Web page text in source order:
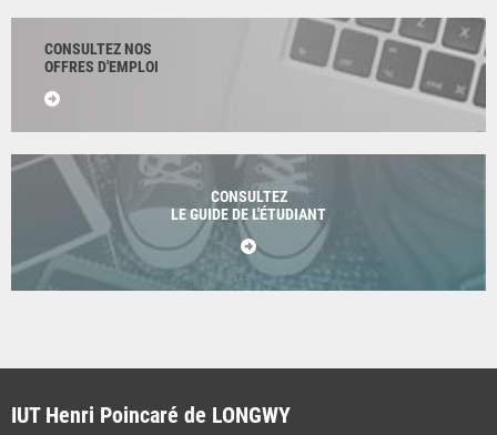
CONSULTEZ NOS
OFFRES D'EMPLOI
CONSULTEZ
LE GUIDE DE L'ÉTUDIANT
IUT Henri Poincaré de LONGWY